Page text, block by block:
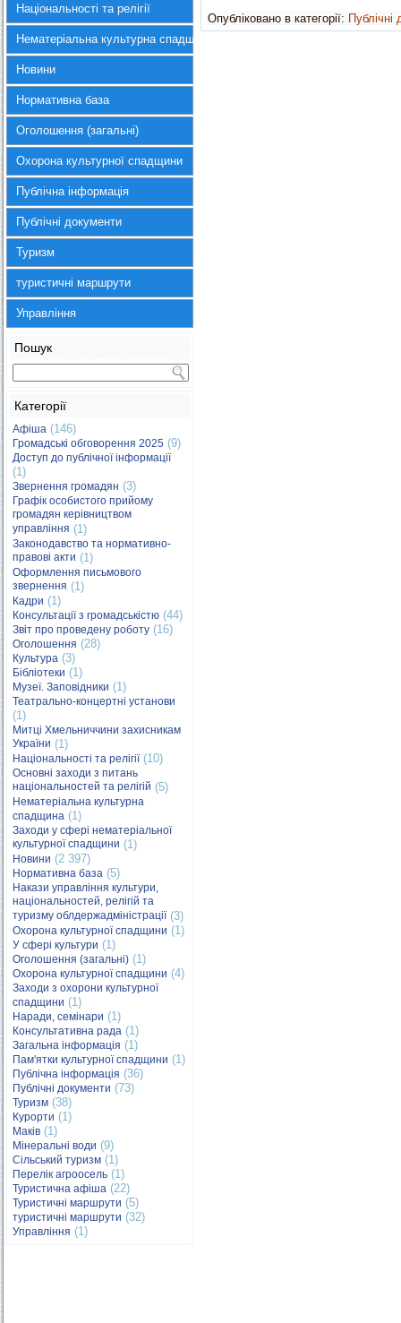
Національності та релігії
Нематеріальна культурна спадщина
Новини
Нормативна база
Оголошення (загальні)
Охорона культурної спадщини
Публічна інформація
Публічні документи
Туризм
туристичні маршрути
Управління
Пошук
Категорії
Афіша (146)
Громадські обговорення 2025 (9)
Доступ до публічної інформації
(1)
Звернення громадян (3)
Графік особистого прийому
громадян керівництвом
управління (1)
Законодавство та нормативно-
правові акти (1)
Оформлення письмового
звернення (1)
Кадри (1)
Консультації з громадськістю (44)
Звіт про проведену роботу (16)
Оголошення (28)
Культура (3)
Бібліотеки (1)
Музеї. Заповідники (1)
Театрально-концертні установи
(1)
Митці Хмельниччини захисникам
України (1)
Національності та релігії(10)
Основні заходи з питань
національностей та релігій (5)
Нематеріальна культурна
спадщина (1)
Заходи у сфері нематеріальної
культурної спадщини (1)
Новини (2 397)
Нормативна база (5)
Накази управління культури,
національностей, релігій та
туризму облдержадміністрації(3)
Охорона культурної спадщини (1)
У сфері культури (1)
Оголошення (загальні) (1)
Охорона культурної спадщини (4)
Заходи з охорони культурної
спадщини (1)
Наради, семінари (1)
Консультативна рада (1)
Загальна інформація (1)
Пам'ятки культурної спадщини (1)
Публічна інформація (36)
Публічні документи (73)
Туризм (38)
Курорти (1)
Маків (1)
Мінеральні води (9)
Сільський туризм (1)
Перелік агроосель (1)
Туристична афіша (22)
Туристичні маршрути (5)
туристичні маршрути (32)
Управління (1)
Опубліковано в категорії: Публічні